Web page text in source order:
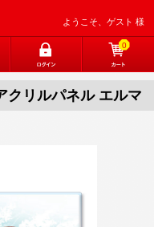
ようこそ、ゲスト 様
0
クリルパネル エルマ